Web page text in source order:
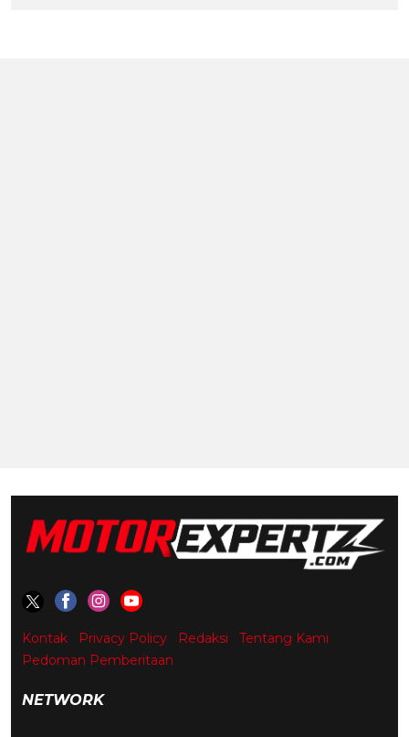
Kontak Privacy Policy Redaksi
Tentang Kami
Pedoman Pemberitaan
NETWORK